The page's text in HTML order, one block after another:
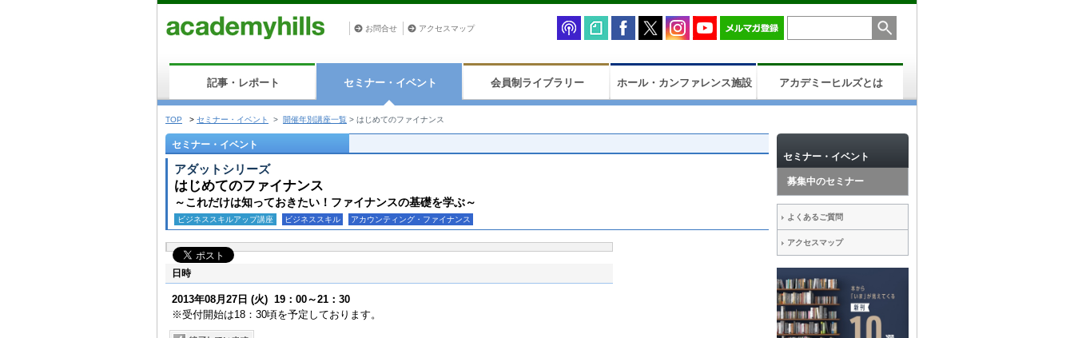
お問合せ アクセスマップ
記事・レポート セミナー・イベント 会員制ライブラリー ホール・カンファレンス施設 アカデミーヒルズとは
TOP > セミナー・イベント > 開催年別講座一覧 > はじめてのファイナンス
セミナー・イベント
アダットシリーズ
はじめてのファイナンス
～これだけは知っておきたい！ファイナンスの基礎を学ぶ～
ビジネススキルアップ講座 ビジネススキル アカウンティング・ファイナンス
日時
2013年08月27日 (火) 19：00～21：30
※受付開始は18：30頃を予定しております。
セミナー・イベント
募集中のセミナー
よくあるご質問
アクセスマップ